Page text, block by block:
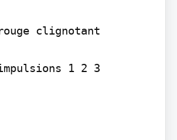
clignotant
1 2 3